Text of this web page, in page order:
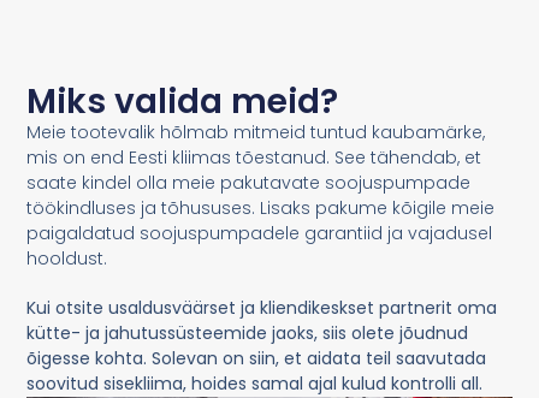
Miks valida meid?
Meie tootevalik hõlmab mitmeid tuntud kaubamärke,
mis on end Eesti kliimas tõestanud. See tähendab, et
saate kindel olla meie pakutavate soojuspumpade
töökindluses ja tõhususes. Lisaks pakume kõigile meie
paigaldatud soojuspumpadele garantiid ja vajadusel
hooldust.
Kui otsite usaldusväärset ja kliendikeskset partnerit oma
kütte- ja jahutussüsteemide jaoks, siis olete jõudnud
õigesse kohta. Solevan on siin, et aidata teil saavutada
soovitud sisekliima, hoides samal ajal kulud kontrolli all.